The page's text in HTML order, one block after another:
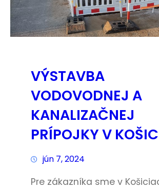
VÝSTAVBA
VODOVODNEJ A
KANALIZAČNEJ
PRÍPOJKY V
jún 7, 2024
Pre zákazníka sme v